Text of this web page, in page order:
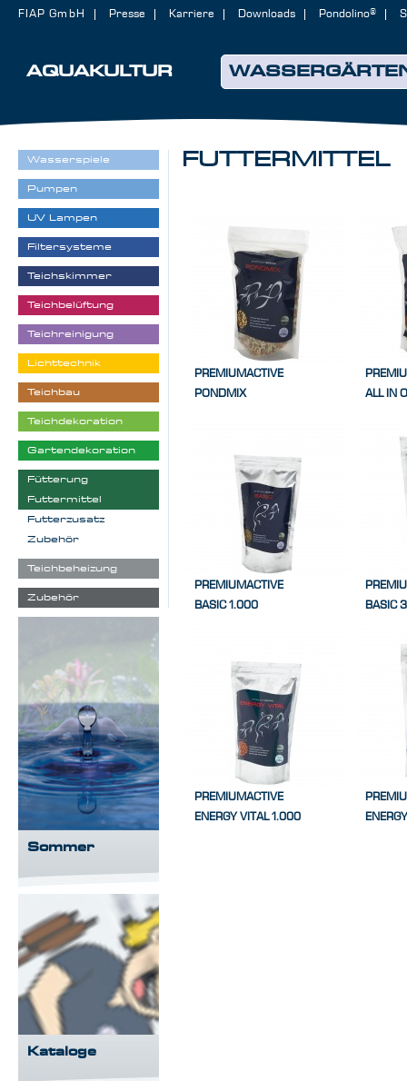
AQUAKULTUR
FIAP GmbH Presse Karriere Downloads Pondolino®
FUTTERMITTEL
PREMIUMACTIVE
PONDMIX
ALL IN
PREMIUMACTIVE
BASIC 1.000
BASIC
PREMIUMACTIVE
ENERGY VITAL 1.000
Wasserspiele
Pumpen
UV Lampen
Filtersysteme
Teichskimmer
Teichbelüftung
Teichreinigung
Lichttechnik
Teichbau
Teichdekoration
Gartendekoration
Fütterung
Futtermittel
Futterzusatz
Zubehör
Teichbeheizung
Zubehör
Sommer
Kataloge